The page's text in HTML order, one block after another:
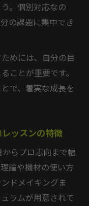
。個別対応なの
の課題に集中でき
めには、自分の目
ことが重要です。
で、着実な成長を
ッスンの特徴
らプロ志向まで幅
論や機材の使い方
ドメイキングま
ラムが用意されて